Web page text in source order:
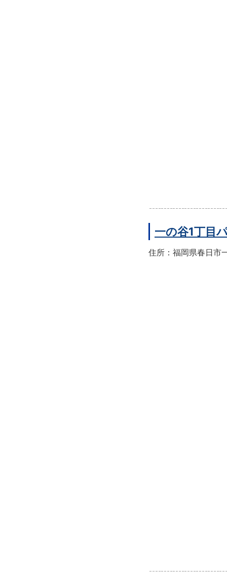
一の谷1丁目
住所：福岡県春日市